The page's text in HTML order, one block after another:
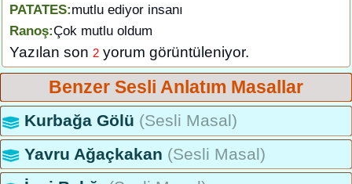
PATATES:mutlu ediyor insanı
Ranoş:Çok mutlu oldum
Yazılan son 2 yorum görüntüleniyor.
Benzer Sesli Anlatım Masallar
Kurbağa Gölü (Sesli Masal)
Yavru Ağaçkakan (Sesli Masal)